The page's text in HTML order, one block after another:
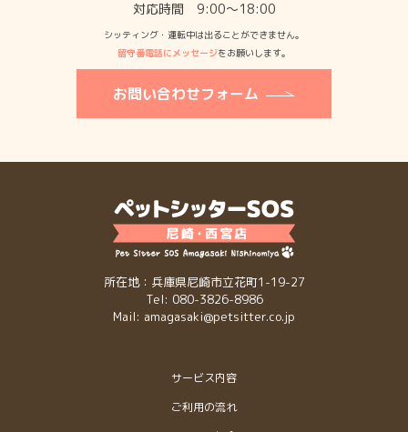
対応時間 9:00〜18:00
シッティング・運転中は出ることができません。
留守番電話にメッセージをお願いします。
お問い合わせフォーム
所在地：兵庫県尼崎市立花町1-19-27
Tel: 080-3826-8986
Mail: amagasaki@petsitter.co.jp
サービス内容
ご利用の流れ